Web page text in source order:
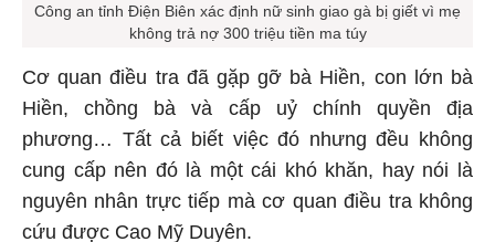
Công an tỉnh Điện Biên xác định nữ sinh giao gà bị giết vì mẹ
không trả nợ 300 triệu tiền ma túy
Cơ quan điều tra đã gặp gỡ bà Hiền, con lớn bà
Hiền, chồng bà và cấp uỷ chính quyền địa
phương… Tất cả biết việc đó nhưng đều không
cung cấp nên đó là một cái khó khăn, hay nói là
nguyên nhân trực tiếp mà cơ quan điều tra không
cứu được Cao Mỹ Duyên.